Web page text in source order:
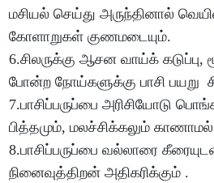
மசியல் செய்து அருந்தினால்
கோளாறுகள் குணமடையும்.
6.சிலருக்கு ஆசன வாய்க் கடுப்பு,
போன்ற நோய்களுக்கு பாசி பயறு
7.பாசிப்பருப்பை அரிசியோடு
பித்தமும், மலச்சிக்கலும்
8.பாசிப்பருப்பை வல்லாரை
நினைவுத்திறன் அதிகரிக்கும் .